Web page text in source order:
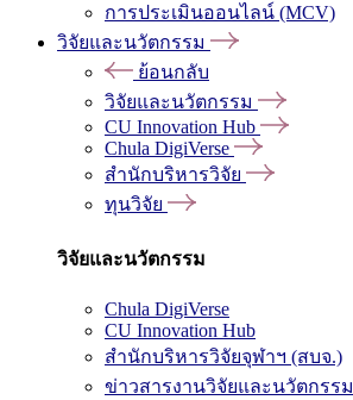
การประเมินออนไลน์ (MCV)
วิจัยและนวัตกรรม
ย้อนกลับ
วิจัยและนวัตกรรม
CU Innovation Hub
Chula DigiVerse
สำนักบริหารวิจัย
ทุนวิจัย
วิจัยและนวัตกรรม
Chula DigiVerse
CU Innovation Hub
สำนักบริหารวิจัยจุฬาฯ (สบจ.)
ข่าวสารงานวิจัยและนวัตกรรม